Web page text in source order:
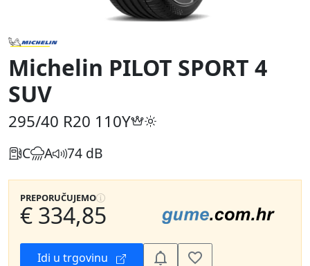
Michelin PILOT SPORT 4
SUV
295/40 R20 110Y
C A 74 dB
PREPORUČUJEMO
€ 334,85
Idi u trgovinu